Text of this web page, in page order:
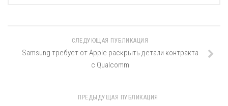
СЛЕДУЮЩАЯ ПУБЛИКАЦИЯ
Samsung требует от Apple раскрыть детали контракта
с Qualcomm
ПРЕДЫДУЩАЯ ПУБЛИКАЦИЯ